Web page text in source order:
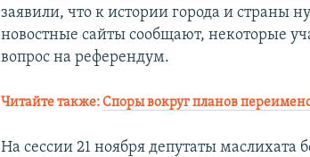
заявили, что к истории города и страны
новостные сайты сообщают, некоторые
вопрос на референдум.
Читайте также:Споры вокруг планов
На сессии 21 ноября депутаты маслихата